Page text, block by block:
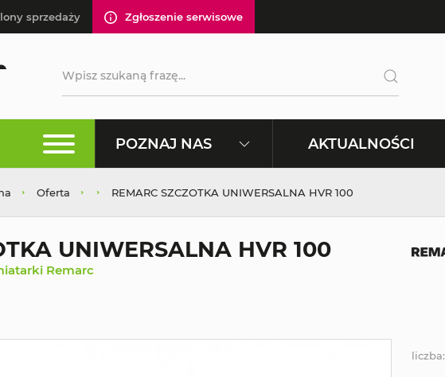
sprzedaży Zgłoszenie serwisowe
POZNAJ NAS AKTUALNOŚCI
Oferta REMARC SZCZOTKA UNIWERSALNA HVR 100
UNIWERSALNA HVR 100
Remarc
liczba: